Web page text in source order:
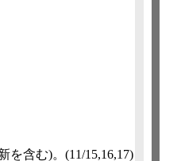
を含む)。 (11/15,​16,​17)